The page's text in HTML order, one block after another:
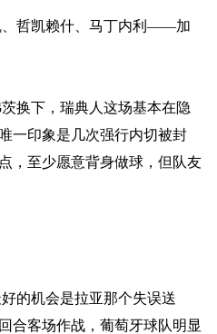
哲凯赖什、马丁内利——加
换下，瑞典人这场基本在隐
一印象是几次强行内切被封
，至少愿意背身做球，但队友
的机会是拉亚那个失误送
合客场作战，葡萄牙球队明显